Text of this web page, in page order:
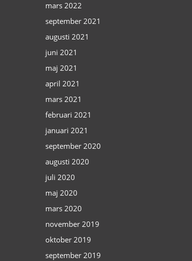
mars 2022
september 2021
augusti 2021
juni 2021
maj 2021
april 2021
mars 2021
februari 2021
januari 2021
september 2020
augusti 2020
juli 2020
maj 2020
mars 2020
november 2019
oktober 2019
september 2019